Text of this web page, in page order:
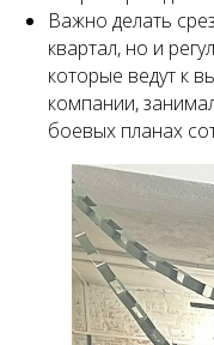
Важно делать
квартал, но и
которые ведут к
компании,
боевых планах